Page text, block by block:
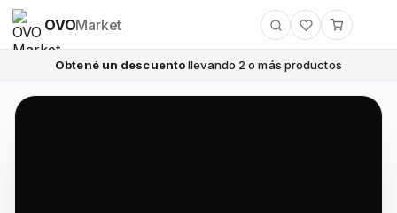
OVOMarket
Obtené un descuentollevando 2 o más productos